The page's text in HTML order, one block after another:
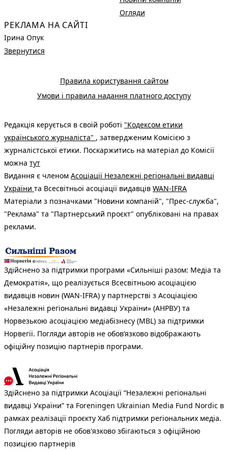
РЕКЛАМА НА САЙТІ
Ірина Опук
Звернутися
Огляди
Правила користування сайтом
Умови і правила надання платного доступу
Редакція керується в своїй роботі "Кодексом етики
українського журналіста" , затвердженим Комісією з
журналістської етики. Поскаржитись на матеріал до Комісії
можна тут
Видання є членом Асоціації Незалежні регіональні видавці
України та Всесвітньої асоціації видавців WAN-IFRA
Матеріали з позначками "Новини компаній", "Прес-служба",
"Реклама" та "Партнерський проєкт" опубліковані на правах
реклами.
Здійснено за підтримки програми «Сильніші разом: Медіа та
Демократія», що реалізується Всесвітньою асоціацією
видавців новин (WAN-IFRA) у партнерстві з Асоціацією
«Незалежні регіональні видавці України» (АНРВУ) та
Норвезькою асоціацією медіабізнесу (MBL) за підтримки
Норвегії. Погляди авторів не обов’язково відображають
офіційну позицію партнерів програми.
Здійснено за підтримки Асоціації “Незалежні регіональні
видавці України” та Foreningen Ukrainian Media Fund Nordic в
рамках реалізації проєкту Хаб підтримки регіональних медіа.
Погляди авторів не обов'язково збігаються з офіційною
позицією партнерів